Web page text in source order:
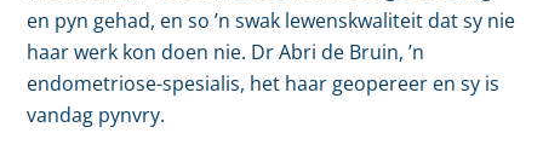
en pyn gehad, en so ’n swak lewenskwaliteit dat sy nie
haar werk kon doen nie. Dr Abri de Bruin, ’n
endometriose-spesialis, het haar geopereer en sy is
vandag pynvry.